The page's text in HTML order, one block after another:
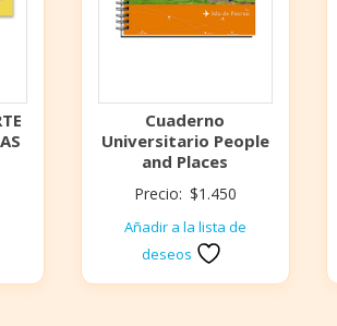
Cuaderno
Universitario People
and Places
Precio: $1.450
Añadir a la lista de
deseos